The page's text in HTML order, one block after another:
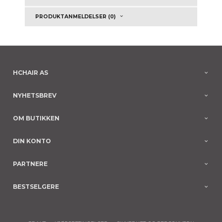
PRODUKTANMELDELSER (0)
HCHAIR AS
NYHETSBREV
OM BUTIKKEN
DIN KONTO
PARTNERE
BESTSELGERE